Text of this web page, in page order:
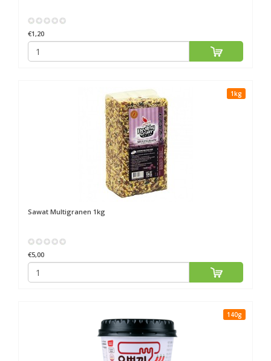
€1,20
1kg
Sawat Multigranen 1kg
€5,00
140g